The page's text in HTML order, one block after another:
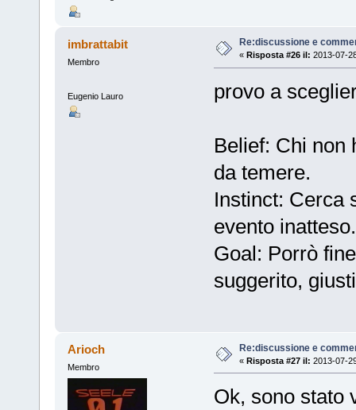
imbrattabit
Membro
Eugenio Lauro
Re:discussione e
« Risposta #26 il: 2013-07-
provo a
Belief: Chi non
da temere.
Instinct: Cerca
evento inatteso.
Goal: Porrò
suggerito,
Arioch
Membro
Re:discussione e
« Risposta #27 il: 2013-07-
Ok, sono stato